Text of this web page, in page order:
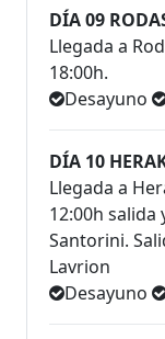
DÍA 09
Llegada a
18:00h.
Desayuno
DÍA 10
Llegada a
12:00h salida
Santorini.
Lavrion
Desayuno